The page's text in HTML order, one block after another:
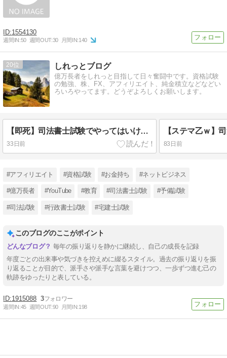
1554130
週間IN:50 週間OUT:30 月間IN:140
20 しれっとブログ
億万長者をしれっと目指して日々奮闘中です。資格試験
の勉強、株、FX、アフィリエイト、純金積立などなどい
ろいろやってます。どうぞよろしくお願いします。
【即死】司法書士試験でやってはいけない勉強法13選【独学者も予備校生も必見】
33日前 83日前
#アフィリエイト #資格試験 #お金持ち #ネットビジネス
#億万長者 #YouTube #教育 #司法書士試験 #予備試験
#司法試験 #行政書士試験 #宅建士試験
このブログのここがポイント
毎年の振り返りを静かに継続し、自己の成長を記録
年度ごとの出来事や気づきを控えめに綴るスタイル。過去の振り返りを振
り返ることが目的で、派手さや派手な言葉を避けつつ、一歩ずつ進む己の
軌跡をゆったりと表している。
1915088 3
週間IN:45 週間OUT:90 月間IN:198